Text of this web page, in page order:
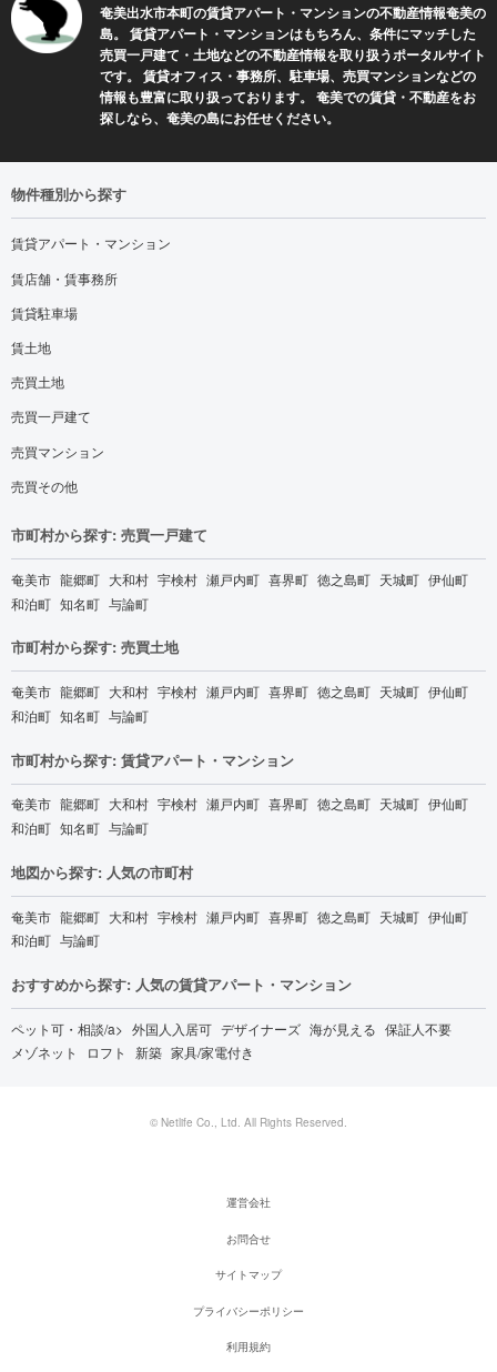
奄美出水市本町の賃貸アパート・マンションの不動産情報奄美の
島。 賃貸アパート・マンションはもちろん、条件にマッチした
売買一戸建て・土地などの不動産情報を取り扱うポータルサイト
です。 賃貸オフィス・事務所、駐車場、売買マンションなどの
情報も豊富に取り扱っております。 奄美での賃貸・不動産をお
探しなら、奄美の島にお任せください。
物件種別から探す
賃貸アパート・マンション
賃店舗・賃事務所
賃貸駐車場
賃土地
売買土地
売買一戸建て
売買マンション
売買その他
市町村から探す: 売買一戸建て
奄美市 龍郷町 大和村 宇検村 瀬戸内町 喜界町 徳之島町 天城町 伊仙町
和泊町 知名町 与論町
市町村から探す: 売買土地
奄美市 龍郷町 大和村 宇検村 瀬戸内町 喜界町 徳之島町 天城町 伊仙町
和泊町 知名町 与論町
市町村から探す: 賃貸アパート・マンション
奄美市 龍郷町 大和村 宇検村 瀬戸内町 喜界町 徳之島町 天城町 伊仙町
和泊町 知名町 与論町
地図から探す: 人気の市町村
奄美市 龍郷町 大和村 宇検村 瀬戸内町 喜界町 徳之島町 天城町 伊仙町
和泊町 与論町
おすすめから探す: 人気の賃貸アパート・マンション
ペット可・相談/a> 外国人入居可 デザイナーズ 海が見える 保証人不要
メゾネット
ロフト 新築 家具/家電付き
© Netlife Co., Ltd. All Rights Reserved.
運営会社
お問合せ
サイトマップ
プライバシーポリシー
利用規約